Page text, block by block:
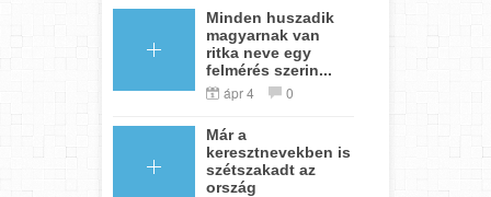
Minden huszadik
magyarnak van
ritka neve egy
felmérés szerin...
ápr 4 0
Már a
keresztnevekben is
szétszakadt az
ország